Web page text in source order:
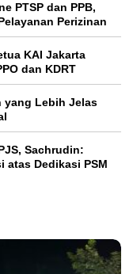
PTSP dan PPB,
Perizinan
KAI Jakarta
dan KDRT
yang Lebih Jelas
Sachrudin:
atas Dedikasi PSM